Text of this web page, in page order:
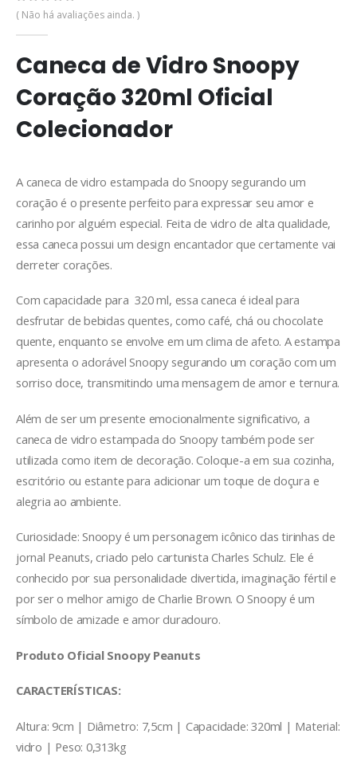
0 de 5
( Não há avaliações ainda. )
Caneca de Vidro Snoopy
Coração 320ml Oficial
Colecionador
A caneca de vidro estampada do Snoopy segurando um
coração é o presente perfeito para expressar seu amor e
carinho por alguém especial. Feita de vidro de alta qualidade,
essa caneca possui um design encantador que certamente vai
derreter corações.
Com capacidade para 320 ml, essa caneca é ideal para
desfrutar de bebidas quentes, como café, chá ou chocolate
quente, enquanto se envolve em um clima de afeto. A estampa
apresenta o adorável Snoopy segurando um coração com um
sorriso doce, transmitindo uma mensagem de amor e ternura.
Além de ser um presente emocionalmente significativo, a
caneca de vidro estampada do Snoopy também pode ser
utilizada como item de decoração. Coloque-a em sua cozinha,
escritório ou estante para adicionar um toque de doçura e
alegria ao ambiente.
Curiosidade: Snoopy é um personagem icônico das tirinhas de
jornal Peanuts, criado pelo cartunista Charles Schulz. Ele é
conhecido por sua personalidade divertida, imaginação fértil e
por ser o melhor amigo de Charlie Brown. O Snoopy é um
símbolo de amizade e amor duradouro.
Produto Oficial Snoopy Peanuts
CARACTERÍSTICAS:
Altura: 9cm | Diâmetro: 7,5cm | Capacidade: 320ml | Material:
vidro | Peso: 0,313kg